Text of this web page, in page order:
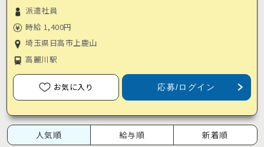
派遣社員
時給 1,400円
埼玉県日高市上鹿山
高麗川駅
お気に入り 応募/ログイン
人気順 給与順 新着順